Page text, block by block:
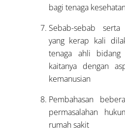
bagi tenaga
Sebab-sebab
yang kerap kali
tenaga ahli bidang
kaitanya dengan
kemanusian
Pembahasan
permasalahan
rumah sakit